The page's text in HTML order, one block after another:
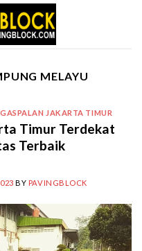
MELAYU
JAKARTA TIMUR
Timur Terdekat
Terbaik
BY PAVINGBLOCK